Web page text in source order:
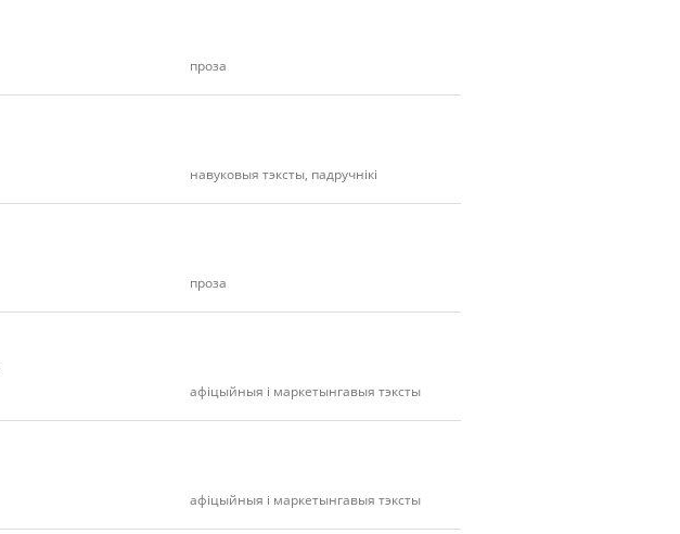
проза
навуковыя тэксты, падручнікі
проза
афіцыйныя і маркетынгавыя тэксты
афіцыйныя і маркетынгавыя тэксты